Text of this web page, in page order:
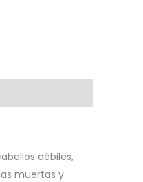
débiles,
muertas y